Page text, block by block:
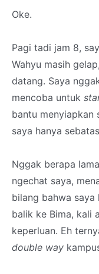
Oke.
Pagi tadi jam 8,
Wahyu masih
datang. Saya
mencoba untuk
bantu menyiapkan
saya hanya
Nggak berapa
ngechat saya,
bilang bahwa saya
balik ke Bima, kali
keperluan. Eh
double way